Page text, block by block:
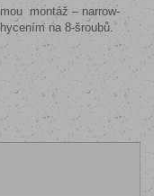
montáž – narrow-
na 8-šroubů.